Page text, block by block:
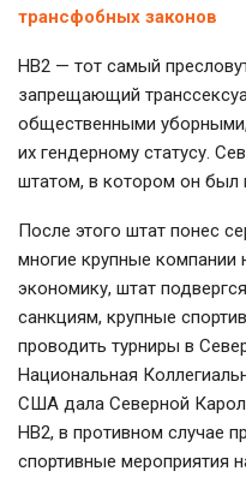
трансфобных законов
НВ2 — тот самый
запрещающий
общественными
их гендерному статусу.
штатом, в котором он был
После этого штат понес
многие крупные компании
экономику, штат
санкциям, крупные
проводить турниры в
Национальная
США дала Северной
НВ2, в противном случае
спортивные мероприятия